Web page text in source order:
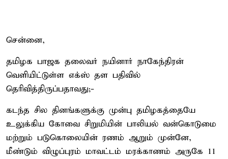
சென்னை,
தமிழக பாஜக தலைவர் நயினார் நாகேந்திரன்
வெளியிட்டுள்ள எக்ஸ் தள பதிவில்
தெரிவித்திருப்பதாவது;-
கடந்த சில தினங்களுக்கு முன்பு தமிழகத்தையே
உலுக்கிய கோவை சிறுமியின் பாலியல் வன்கொடுமை
மற்றும் படுகொலையின் ரணம் ஆறும் முன்னே,
மீண்டும் விழுப்புரம் மாவட்டம் மரக்காணம் அருகே 11